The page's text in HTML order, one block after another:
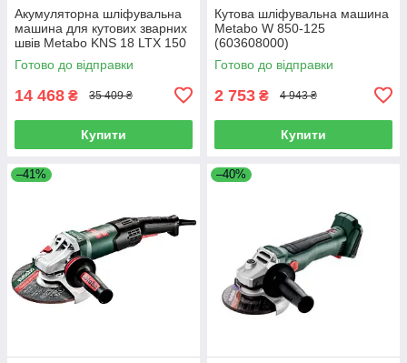
Акумуляторна шліфувальна
машина для кутових зварних
швів Metabo KNS 18 LTX 150
Inox Каркас (600191850)
Готово до відправки
14 468 ₴ 35 409 ₴
Купити
Кутова шліфувальна машина
Metabo W 850-125
(603608000)
Готово до відправки
2 753 ₴ 4 943 ₴
Купити
–41% –40%